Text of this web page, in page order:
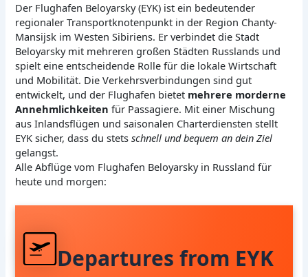
Der Flughafen Beloyarsky (EYK) ist ein bedeutender
regionaler Transportknotenpunkt in der Region Chanty-
Mansijsk im Westen Sibiriens. Er verbindet die Stadt
Beloyarsky mit mehreren großen Städten Russlands und
spielt eine entscheidende Rolle für die lokale Wirtschaft
und Mobilität. Die Verkehrsverbindungen sind gut
entwickelt, und der Flughafen bietet mehrere morderne
Annehmlichkeiten für Passagiere. Mit einer Mischung
aus Inlandsflügen und saisonalen Charterdiensten stellt
EYK sicher, dass du stetsschnell und bequem an dein Ziel
gelangst.
Alle Abflüge vom Flughafen Beloyarsky in Russland für
heute und morgen:
Departures from EYK